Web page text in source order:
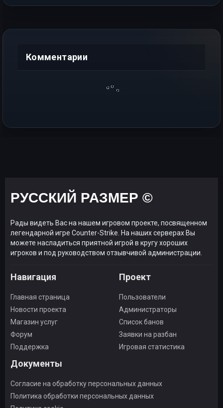
Комментарии
РУССКИЙ РАЗМЕР ©
Рады видеть Вас на нашем игровом проекте, посвященном
легендарной игре Counter-Strike. На наших серверах Вы
можете насладиться приятной игрой в кругу хороших
игроков и под руководством отзывчивой администрации.
Навигация
Главная страница
Новости проекта
Магазин услуг
Форум
Поддержка
Проект
Пользователи
Администраторы
Список банов
Заявки на разбан
Игровая статистика
Документы
Согласие на обработку персональных данных
Политика обработки персональных данных